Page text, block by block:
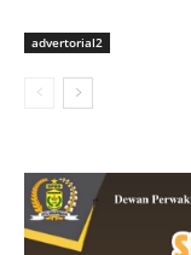
advertorial2